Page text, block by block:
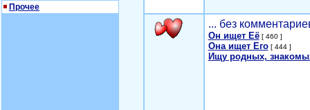
Прочее
... без
Он ищет Её[ 460 ]
Она ищет Его[ 444 ]
Ищу родных,